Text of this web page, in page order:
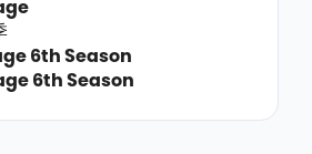
6th Season
6th Season